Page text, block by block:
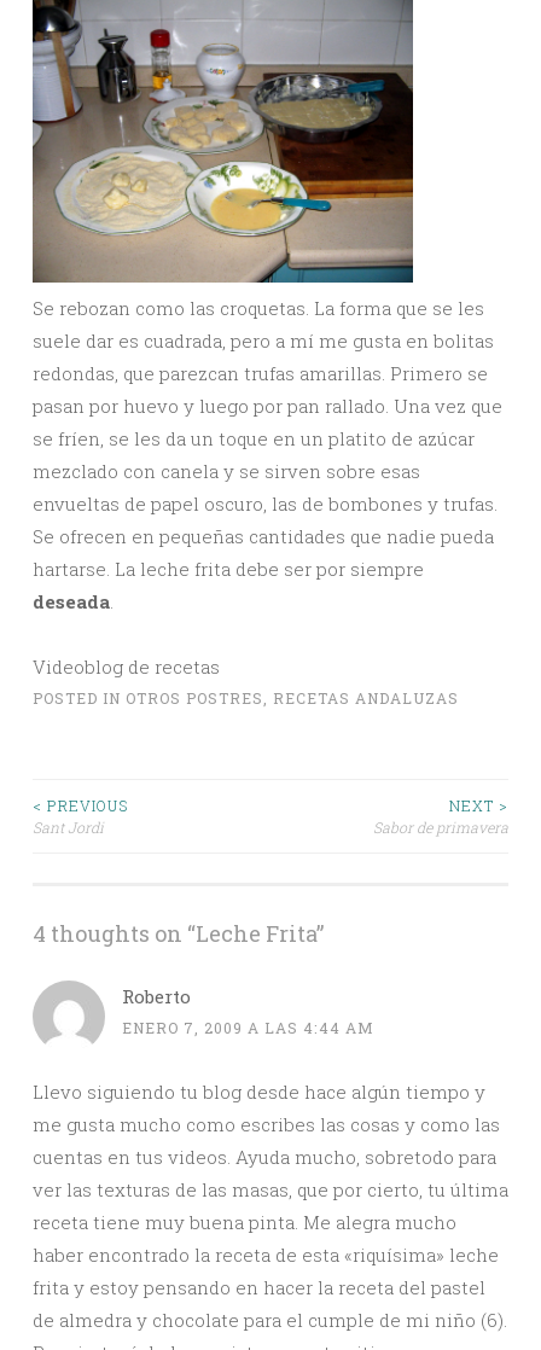
Se rebozan como las croquetas. La forma que se les
suele dar es cuadrada, pero a mí me gusta en bolitas
redondas, que parezcan trufas amarillas. Primero se
pasan por huevo y luego por pan rallado. Una vez que
se fríen, se les da un toque en un platito de azúcar
mezclado con canela y se sirven sobre esas
envueltas de papel oscuro, las de bombones y trufas.
Se ofrecen en pequeñas cantidades que nadie pueda
hartarse. La leche frita debe ser por siempre
deseada
Videoblog de recetas
POSTED IN OTROS POSTRES RECETAS ANDALUZAS
Post
< PREVIOUS
Sant Jordi
NEXT >
Sabor de primavera
4 thoughts on “Leche Frita”
Roberto
ENERO 7, 2009 A LAS 4:44 AM
Llevo siguiendo tu blog desde hace algún tiempo y
me gusta mucho como escribes las cosas y como las
cuentas en tus videos. Ayuda mucho, sobretodo para
ver las texturas de las masas, que por cierto, tu última
receta tiene muy buena pinta. Me alegra mucho
haber encontrado la receta de esta «riquísima» leche
frita y estoy pensando en hacer la receta del pastel
de almedra y chocolate para el cumple de mi niño (6).